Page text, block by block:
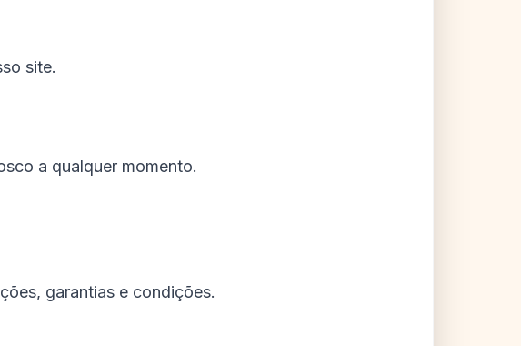
site.
a qualquer momento.
garantias e condições.